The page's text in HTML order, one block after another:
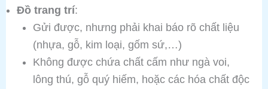
Đồ trang trí:
Gửi được, nhưng phải khai báo rõ chất liệu
(nhựa, gỗ, kim loại, gốm sứ,…)
Không được chứa chất cấm như ngà voi,
lông thú, gỗ quý hiếm, hoặc các hóa chất độc